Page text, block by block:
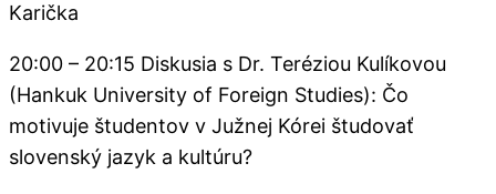
Karička
20:00 – 20:15 Diskusia s Dr. Teréziou Kulíkovou
(Hankuk University of Foreign Studies): Čo
motivuje študentov v Južnej Kórei študovať
slovenský jazyk a kultúru?